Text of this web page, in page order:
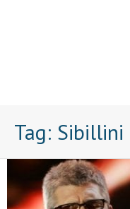
Tag: Sibillini